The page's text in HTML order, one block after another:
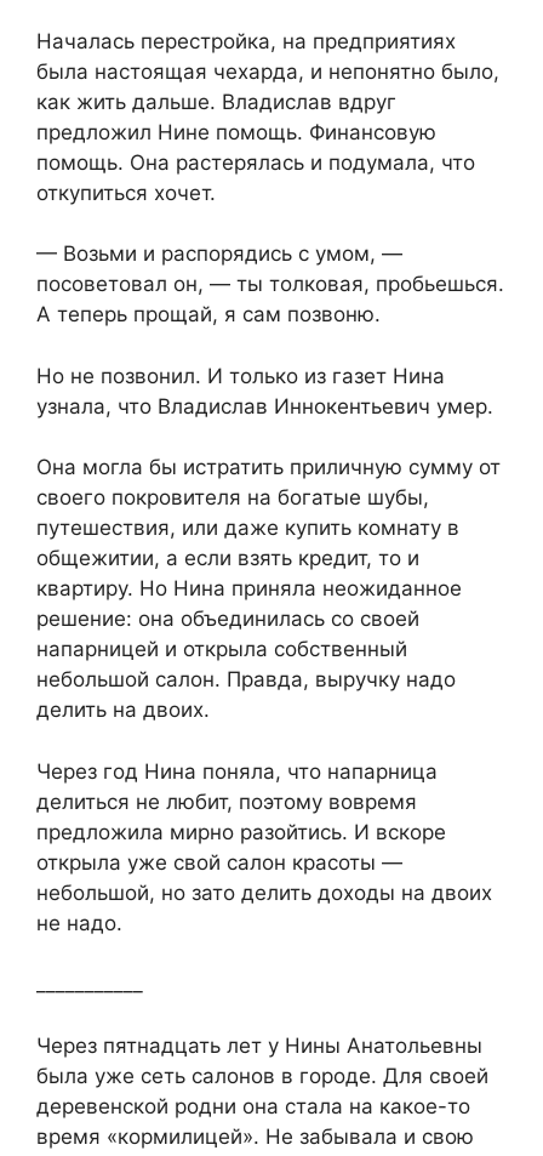
Началась перестройка, на предприятиях
была настоящая чехарда, и непонятно было,
как жить дальше. Владислав вдруг
предложил Нине помощь. Финансовую
помощь. Она растерялась и подумала, что
откупиться хочет.
— Возьми и распорядись с умом, —
посоветовал он, — ты толковая, пробьешься.
А теперь прощай, я сам позвоню.
Но не позвонил. И только из газет Нина
узнала, что Владислав Иннокентьевич умер.
Она могла бы истратить приличную сумму от
своего покровителя на богатые шубы,
путешествия, или даже купить комнату в
общежитии, а если взять кредит, то и
квартиру. Но Нина приняла неожиданное
решение: она объединилась со своей
напарницей и открыла собственный
небольшой салон. Правда, выручку надо
делить на двоих.
Через год Нина поняла, что напарница
делиться не любит, поэтому вовремя
предложила мирно разойтись. И вскоре
открыла уже свой салон красоты —
небольшой, но зато делить доходы на двоих
не надо.
Через пятнадцать лет у Нины Анатольевны
была уже сеть салонов в городе. Для своей
деревенской родни она стала на какое-то
время «кормилицей». Не забывала и свою